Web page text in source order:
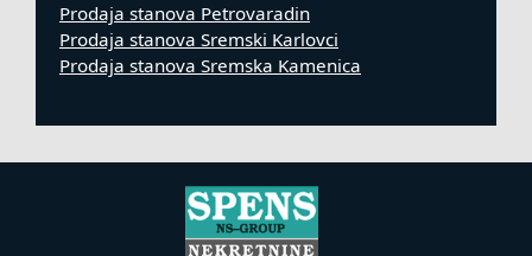
Prodaja stanova Petrovaradin
Prodaja stanova Sremski Karlovci
Prodaja stanova Sremska Kamenica